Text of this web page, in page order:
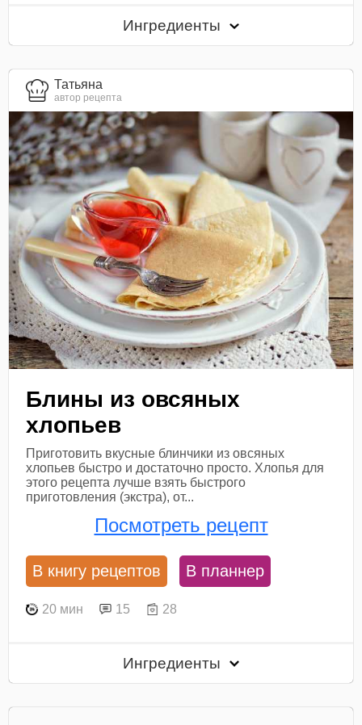
Ингредиенты
Татьяна
автор рецепта
Блины из овсяных
хлопьев
Приготовить вкусные блинчики из овсяных
хлопьев быстро и достаточно просто. Хлопья для
этого рецепта лучше взять быстрого
приготовления (экстра), от...
Посмотреть рецепт
В книгу рецептов В планнер
20 мин 15 28
Ингредиенты